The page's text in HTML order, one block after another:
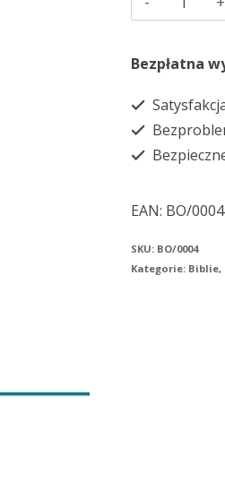
Biblia
francuska
twarda
Bezpłatna
EAN: BO/0004
SKU: BO/0004
Kategorie: Biblie,